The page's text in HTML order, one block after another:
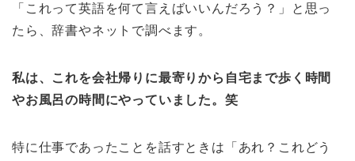
「これって英語を何て言えばいいんだろう？」と思っ
たら、辞書やネットで調べます。
私は、これを会社帰りに最寄りから自宅まで歩く時間
やお風呂の時間にやっていました。笑
特に仕事であったことを話すときは「あれ？これどう